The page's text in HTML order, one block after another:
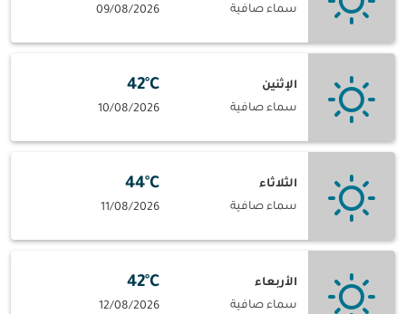
سماء صافية
09/08/2026
الإثنين
سماء صافية
42°C
10/08/2026
الثلاثاء
سماء صافية
44°C
11/08/2026
الأربعاء
سماء صافية
42°C
12/08/2026